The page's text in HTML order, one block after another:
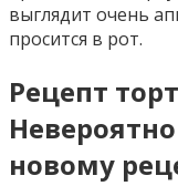
выглядит очень
просится в рот.
Рецепт
новому